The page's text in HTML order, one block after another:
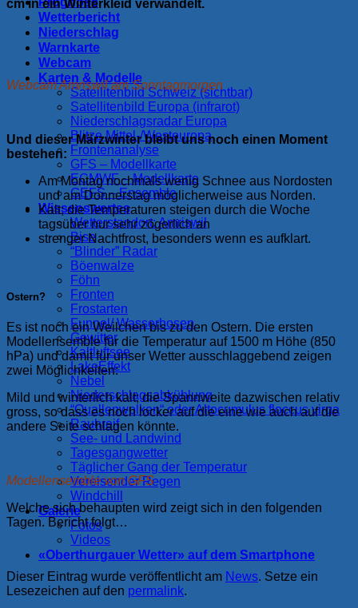
Wetterbericht
Niederschlag
Warnkarte
Webcam
Karten & Modelle
Satellitenbild Schweiz (sichtbar)
Satellitenbild Europa (infrarot)
Niederschlagsradar Europa
Blitze Mittel-/Westeuropa
Frontenanalyse
GFS – Modellkarte
ECMWF – Modellkarte
GEFS – Ensemble
Wissenswertes
Wetterstandort: Amriswil
Bise
“Blinder” Radar
Böenwalze
Föhn
Fronten
Frostarten
Funnel/ Wasserhosen
Gewitter
Kaltluftsee
LakeEffekt
Nebel
Niederschlagsabkühlung
“Quallenwolken“ oder Altocumulus floccus virga
Rauhreif
See- und Landwind
Tagesgangwetter
Täglicher Gang der Temperatur
Vereisender Regen
Windchill
Galerie
Fotos
Videos
«Oberthurgauer Wetter» auf dem Smartphone
cm in ein Winterkleid verwandelt.
Webcam Amriswil am Sonntagmorgen
Und dieser Märzwinter bleibt uns noch einen Moment
bestehen:
Am Montag nochmals wenig Schnee aus Nordosten
und am Donnerstag möglicherweise aus Norden.
Kalt; die Temperaturen steigen durch die Woche
tagsüber nur sehr zögerlich an
strenger Nachtfrost, besonders wenn es aufklart.
Ostern?
Es ist noch ein Weilchen bis zu den Ostern. Die ersten
Modellensemble für die Temperatur auf 1500 m Höhe (850
hPa) und damit für unser Wetter ausschlaggebend zeigen
zwei Möglichkeiten:
Mild und winterlich kalt; die Spannweite dazwischen relativ
gross, so dass es noch locker auf die eine wie auch auf die
andere Seite schlagen könnte.
Modellensemble von GFS
Welche sich behaupten wird zeigt sich in den folgenden
Tagen. Bericht folgt…
Dieser Eintrag wurde veröffentlicht am News. Setze ein
Lesezeichen auf den permalink.